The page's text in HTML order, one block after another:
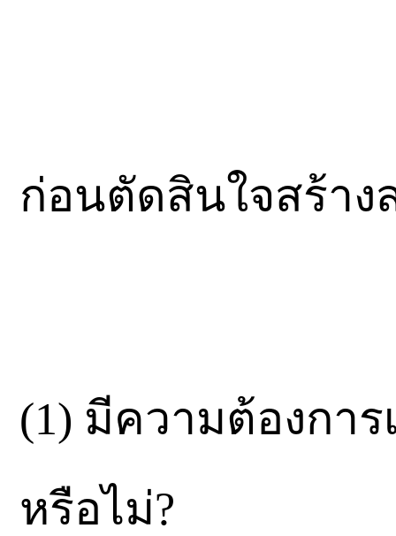
ก่อนตัดสินใจสร้า
(1) มีความต้องกา
หรือไม่?